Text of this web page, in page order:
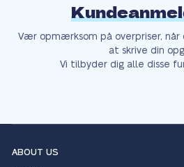
Vær opmærksom på overpriser,
at skrive din
Vi tilbyder dig alle disse
ABOUT US